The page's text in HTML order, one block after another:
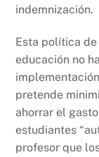
indemnización.
Esta política
educación no
pretende
ahorrar el
estudiantes
profesor que